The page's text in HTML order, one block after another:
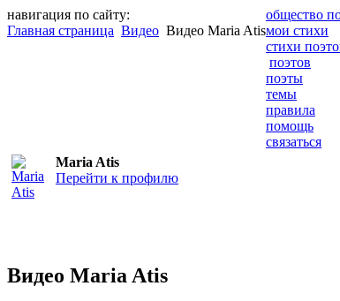
навигация по сайту:
Главная страница Видео Видео Maria Atis
общество
мои стихи
стихи
поэтов
поэты
темы
правила
помощь
связаться
Maria Atis
Перейти к профилю
Видео Maria Atis